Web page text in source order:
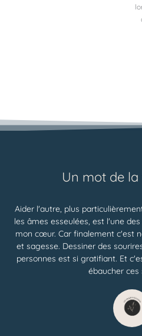
Un mot de
Aider l'autre, plus
les âmes esseulées, est l'une
mon cœur. Car finalement c'est
et sagesse. Dessiner des
personnes est si gratifiant. Et
ébaucher ces